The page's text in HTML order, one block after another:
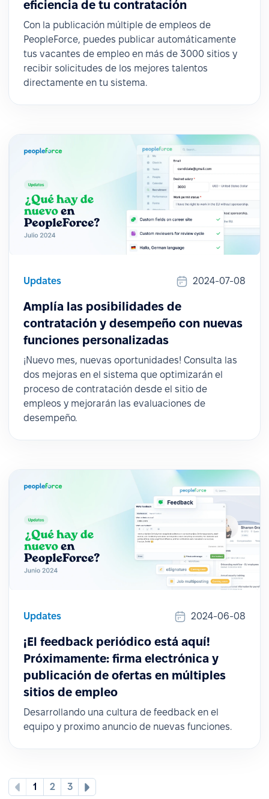
eficiencia de tu contratación
Con la publicación múltiple de empleos de
PeopleForce, puedes publicar automáticamente
tus vacantes de empleo en más de 3000 sitios y
recibir solicitudes de los mejores talentos
directamente en tu sistema.
Updates 2024-07-08
Amplía las posibilidades de
contratación y desempeño con nuevas
funciones personalizadas
¡Nuevo mes, nuevas oportunidades! Consulta las
dos mejoras en el sistema que optimizarán el
proceso de contratación desde el sitio de
empleos y mejorarán las evaluaciones de
desempeño.
Updates 2024-06-08
¡El feedback periódico está aquí!
Próximamente: firma electrónica y
publicación de ofertas en múltiples
sitios de empleo
Desarrollando una cultura de feedback en el
equipo y proximo anuncio de nuevas funciones.
1 2 3